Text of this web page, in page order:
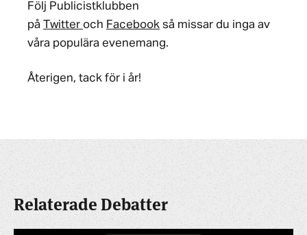
Följ Publicistklubben
på Twitter och Facebook så missar du inga av
våra populära evenemang.
Återigen, tack för i år!
Relaterade Debatter